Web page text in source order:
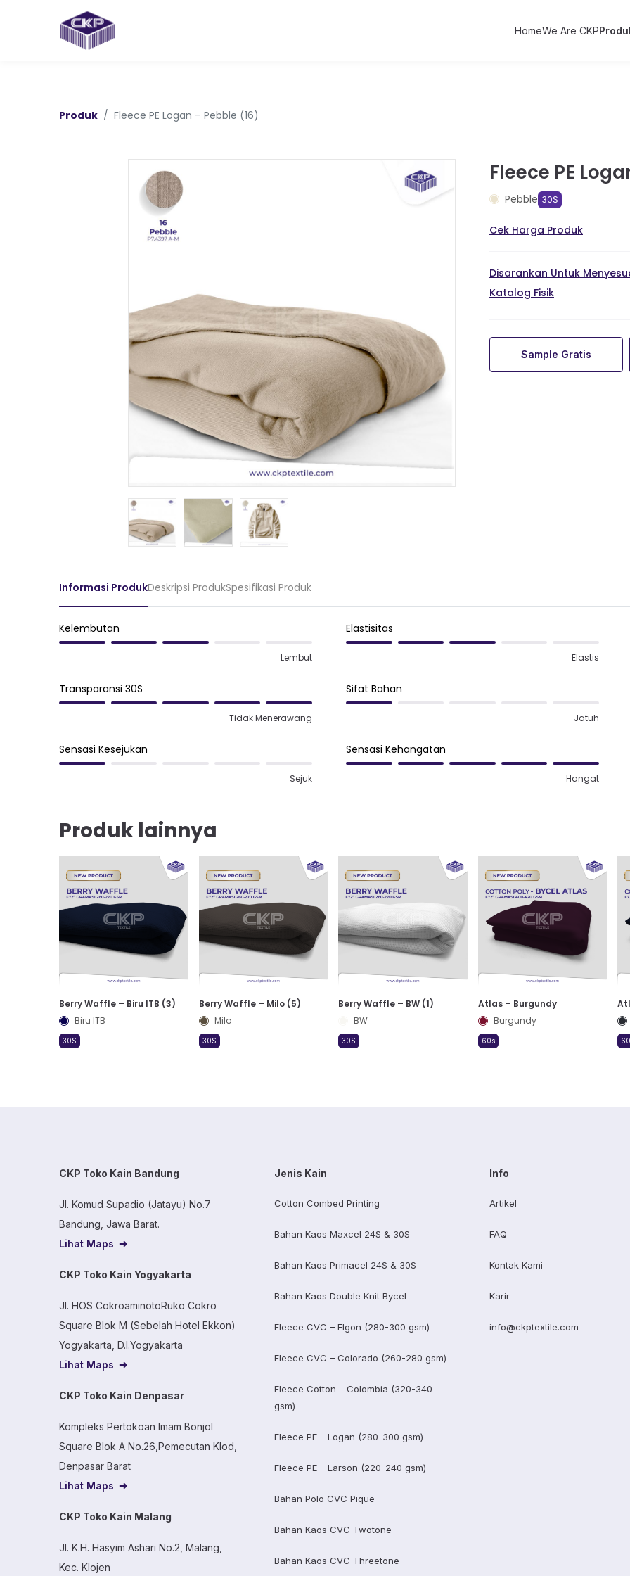
HomeWe Are CKP
Produk Fleece PE Logan – Pebble (16)
Fleece PE
Pebble 30S
Cek Harga Produk
Disarankan Untuk
Katalog Fisik
Sample Gratis
Informasi ProdukDeskripsi ProdukSpesifikasi Produk
Kelembutan
Lembut
Elastisitas
Elastis
Transparansi 30S
Tidak Menerawang
Sifat Bahan
Jatuh
Sensasi Kesejukan
Sejuk
Sensasi Kehangatan
Hangat
Produk lainnya
Berry Waffle – Biru ITB (3)
Biru ITB
30S
Berry Waffle – Milo (5)
Milo
30S
Berry Waffle – BW (1)
BW
30S
Atlas – Burgundy
Burgundy
60s
CKP Toko Kain Bandung
Jl. Komud Supadio (Jatayu) No.7
Bandung, Jawa Barat.
Lihat Maps
CKP Toko Kain Yogyakarta
Jl. HOS CokroaminotoRuko Cokro
Square Blok M (Sebelah Hotel Ekkon)
Yogyakarta, D.I.Yogyakarta
Lihat Maps
CKP Toko Kain Denpasar
Kompleks Pertokoan Imam Bonjol
Square Blok A No.26,Pemecutan Klod,
Denpasar Barat
Lihat Maps
CKP Toko Kain Malang
Jl. K.H. Hasyim Ashari No.2, Malang,
Kec. Klojen
Jenis Kain
Cotton Combed Printing
Bahan Kaos Maxcel 24S & 30S
Bahan Kaos Primacel 24S & 30S
Bahan Kaos Double Knit Bycel
Fleece CVC – Elgon (280-300 gsm)
Fleece CVC – Colorado (260-280 gsm)
Fleece Cotton – Colombia (320-340
gsm)
Fleece PE – Logan (280-300 gsm)
Fleece PE – Larson (220-240 gsm)
Bahan Polo CVC Pique
Bahan Kaos CVC Twotone
Bahan Kaos CVC Threetone
Info
Artikel
FAQ
Kontak Kami
Karir
info@ckptextile.com